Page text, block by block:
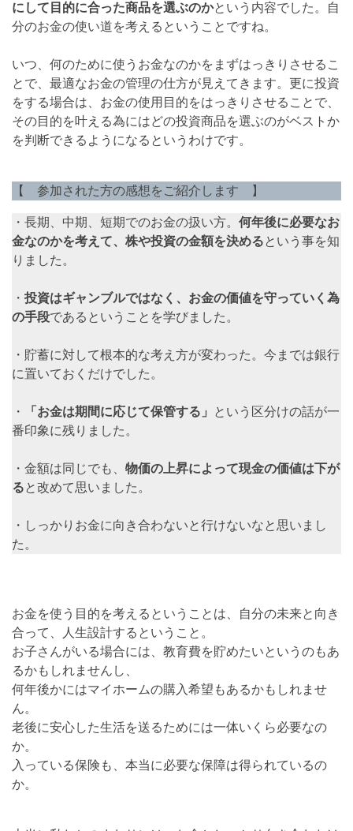
にして目的に合った商品を選ぶのかという内容でした。自
分のお金の使い道を考えるということですね。
いつ、何のために使うお金なのかをまずはっきりさせるこ
とで、最適なお金の管理の仕方が見えてきます。更に投資
をする場合は、お金の使用目的をはっきりさせることで、
その目的を叶える為にはどの投資商品を選ぶのがベストか
を判断できるようになるというわけです。
【 参加された方の感想をご紹介します 】
・長期、中期、短期でのお金の扱い方。 何年後に必要なお
金なのかを考えて、株や投資の金額を決めるという事を知
りました。
・ 投資はギャンブルではなく、お金の価値を守っていく為
の手段であるということを学びました。
・貯蓄に対して根本的な考え方が変わった。今までは銀行
に置いておくだけでした。
・ 「お金は期間に応じて保管する」
という区分けの話が一
番印象に残りました。
・金額は同じでも、 物価の上昇によって現金の価値は下が
ると改めて思いました。
・しっかりお金に向き合わないと行けないなと思いまし
た。
お金を使う目的を考えるということは、自分の未来と向き
合って、人生設計するということ。
お子さんがいる場合には、教育費を貯めたいというのもあ
るかもしれませんし、
何年後かにはマイホームの購入希望もあるかもしれませ
ん。
老後に安心した生活を送るためには一体いくら必要なの
か。
入っている保険も、本当に必要な保障は得られているの
か。